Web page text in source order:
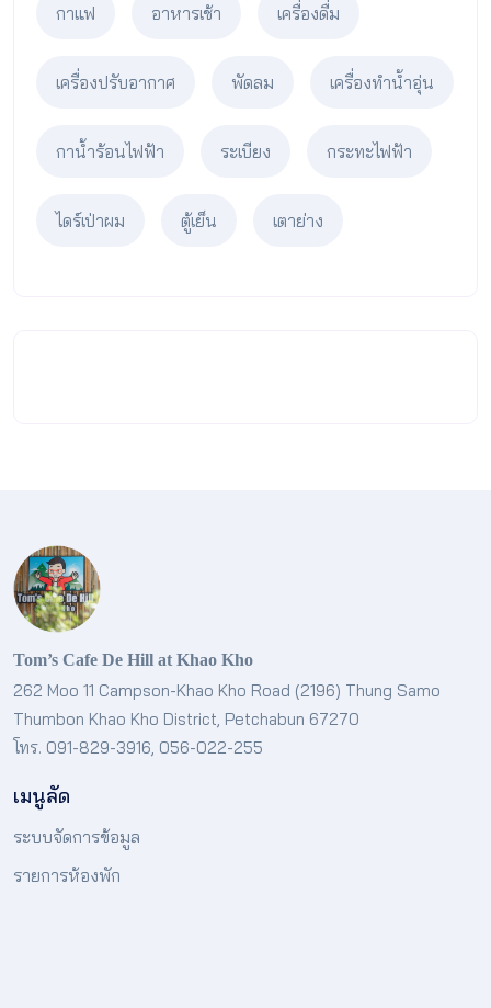
กาแฟ อาหารเช้า เครื่องดื่ม
เครื่องปรับอากาศ พัดลม เครื่องทำน้ำอุ่น
กาน้ำร้อนไฟฟ้า ระเบียง กระทะไฟฟ้า
ไดร์เป่าผม ตู้เย็น เตาย่าง
Tom’s Cafe De Hill at Khao Kho
262 Moo 11 Campson-Khao Kho Road (2196) Thung Samo
Thumbon Khao Kho District, Petchabun 67270
โทร. 091-829-3916, 056-022-255
เมนูลัด
ระบบจัดการข้อมูล
รายการห้องพัก